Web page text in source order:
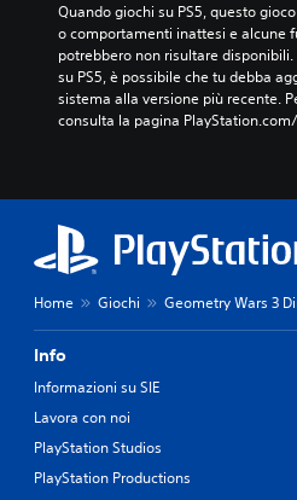
Quando giochi su PS5, questo
o comportamenti inattesi e alcune
potrebbero non risultare
su PS5, è possibile che tu debba
sistema alla versione più recente.
consulta la pagina
Home Giochi Geometry Wars 3
Info
Informazioni su SIE
Lavora con noi
PlayStation Studios
PlayStation Productions